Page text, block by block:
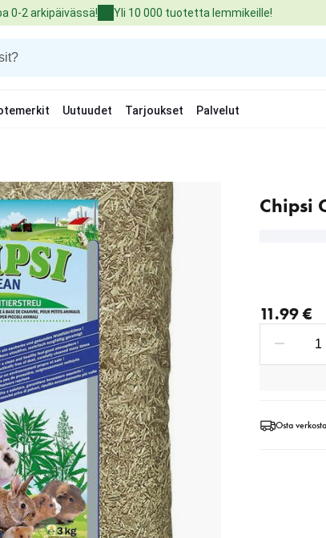
0-2 arkipäivässä! Yli 10 000 tuotetta lemmikeille!
Uutuudet Tarjoukset Palvelut
Chipsi
11.99 €
Osta verkosta